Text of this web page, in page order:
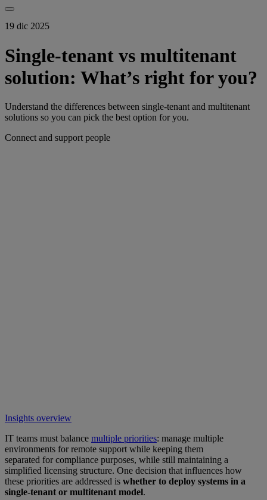
19 dic 2025
Single-tenant vs multitenant
solution: What’s right for you?
Understand the differences between single-tenant and multitenant
solutions so you can pick the best option for you.
Connect and support people
Insights overview
IT teams must balance multiple priorities: manage multiple
environments for remote support while keeping them
separated for compliance purposes, while still maintaining a
simplified licensing structure. One decision that influences how
these priorities are addressed is whether to deploy systems in a
single-tenant or multitenant model.